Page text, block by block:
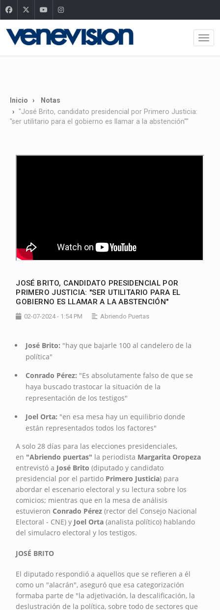
Inicio
Notas
"José Brito, candidato presidencial por Primero Justicia:
"ser utilitario para el gobierno es llamar a la abstención""
JOSÉ BRITO, CANDIDATO PRESIDENCIAL POR
PRIMERO JUSTICIA: "SER UTILITARIO PARA EL
GOBIERNO ES LLAMAR A LA ABSTENCIÓN"
02-07-2024 - 1:54 PM Abriendo Puertas
José Brito: "hay que bajarle 100 al candelero de la
política"
Conrado Pérez: "Es absolutamente falso de que se
haya buscado trastocar la situación de la
representación de los testigos"
Joel Orta: "en esa mesa hay un equilibrio donde
están representados todos los factores"
A solo 28 días para las elecciones presidenciales,
en "Abriendo puertas" la periodista Margarita Oropeza
entrevistó a José Brito(diputado y candidato
presidencial por el partido Primero Justicia) para
abordar el escenario electoral y su lectura sobre los
comicios; mientras que en la mesa de análisis
estuvieron Conrado Pérez(rector del Consejo Nacional
Electoral - CNE) y Joel Orta(analista político) hablando
del simulacro electoral y los testigos.
JOSÉ BRITO
El diputado respondió a aquellos que se refieren a él
como un "alacrán", aseguró que esa categorización
formaba parte de "la adjetivación, la descalificación, la
deslustración de la política, sobre todo de sectores que